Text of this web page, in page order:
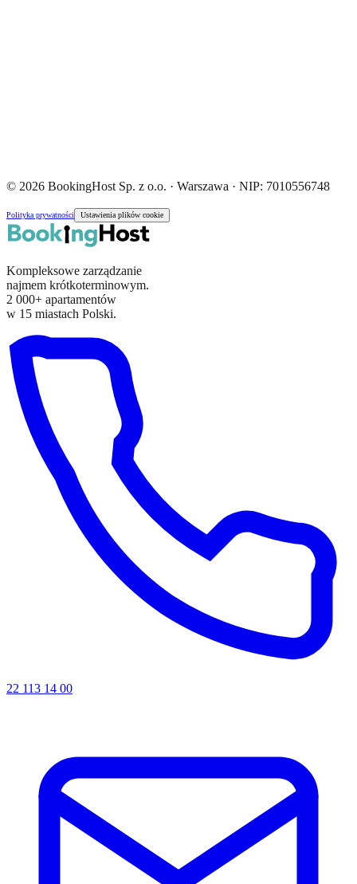
© 2026 BookingHost Sp. z o.o. · Warszawa · NIP: 7010556748
Polityka prywatności Ustawienia plików cookie
Kompleksowe zarządzanie
najmem krótkoterminowym.
2 000+ apartamentów
w 15 miastach Polski.
22 113 14 00